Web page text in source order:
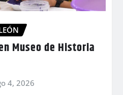
Museo de Historia
4, 2026